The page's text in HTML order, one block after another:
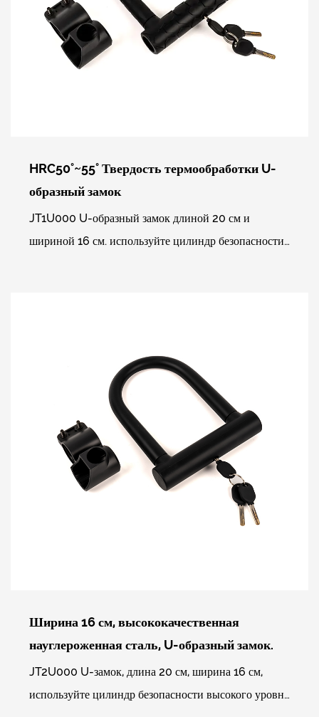
HRC50°~55° Твердость термообработки U-
образный замок
JT1U000 U-образный замок длиной 20 см и
шириной 16 см. используйте цилиндр безопасности
Ширина 16 см, высококачественная
науглероженная сталь, U-образный замок.
JT2U000 U-замок, длина 20 см, ширина 16 см,
используйте цилиндр безопасности высокого уровня